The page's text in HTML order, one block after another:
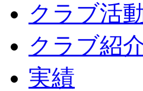
クラブ活
クラブ紹
実績